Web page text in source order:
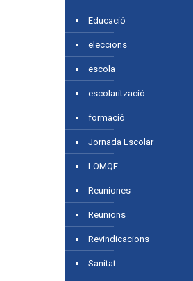
Educació
eleccions
escola
escolarització
formació
Jornada Escolar
LOMQE
Reuniones
Reunions
Revindicacions
Sanitat